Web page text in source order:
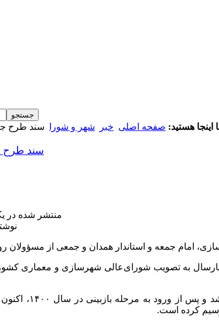
اینجا هستید: صفحه اصلی خبر شهر و شورا سند طرح
سند طرح
منتشر شده در یکشنبه, 06
امام جمعه و استاندار همدان و جمعی از مسؤولان
به تصویب شورای‌عالی شهرسازی و معماری
باتوجه به اینکه تدوین